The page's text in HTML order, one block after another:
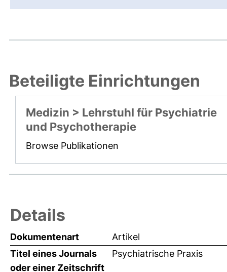
Beteiligte Einrichtungen
Medizin > Lehrstuhl für Psychiatrie
und Psychotherapie
Browse Publikationen
Details
Dokumentenart
Artikel
Titel eines Journals
oder einer Zeitschrift
Psychiatrische Praxis